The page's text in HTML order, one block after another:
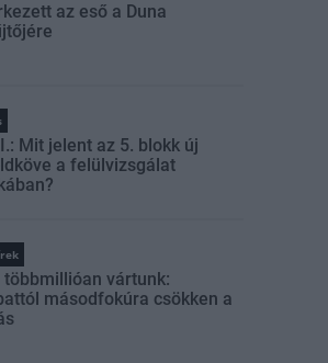
az eső a Duna
Mit jelent az 5. blokk új
a felülvizsgálat
vártunk:
másodfokúra csökken a